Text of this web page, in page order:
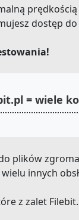
dostęp
= wiele
plików
innych
z zalet Filebit.